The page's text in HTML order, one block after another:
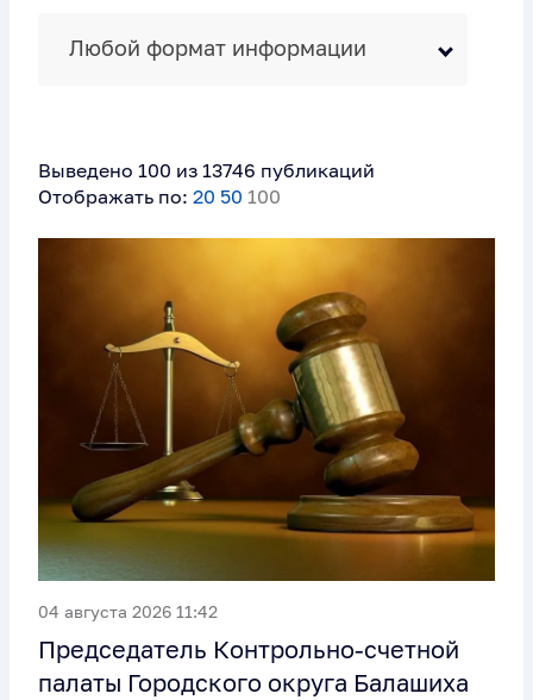
Любой формат информации
Выведено 100 из 13746 публикаций
Отображать по: 20 50 100
04 августа 2026 11:42
Председатель Контрольно-счетной
палаты Городского округа Балашиха